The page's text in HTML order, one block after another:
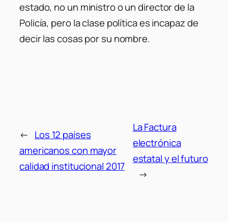
estado, no un ministro o un director de la
Policía, pero la clase política es incapaz de
decir las cosas por su nombre.
← Los 12 países
americanos con mayor
calidad institucional 2017
La Factura
electrónica
estatal y el futuro
→